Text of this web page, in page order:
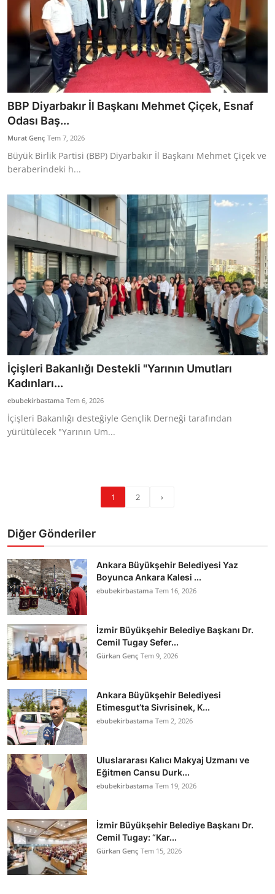
BBP Diyarbakır İl Başkanı Mehmet Çiçek, Esnaf
Odası Baş...
Murat Genç Tem 7, 2026
Büyük Birlik Partisi (BBP) Diyarbakır İl Başkanı Mehmet Çiçek ve
beraberindeki h...
İçişleri Bakanlığı Destekli "Yarının Umutları
Kadınları...
ebubekirbastama Tem 6, 2026
İçişleri Bakanlığı desteğiyle Gençlik Derneği tarafından
yürütülecek "Yarının Um...
1 2 ›
Diğer Gönderiler
Ankara Büyükşehir Belediyesi Yaz
Boyunca Ankara Kalesi ...
ebubekirbastama Tem 16, 2026
İzmir Büyükşehir Belediye Başkanı Dr.
Cemil Tugay Sefer...
Gürkan Genç Tem 9, 2026
Ankara Büyükşehir Belediyesi
Etimesgut’ta Sivrisinek, K...
ebubekirbastama Tem 2, 2026
Uluslararası Kalıcı Makyaj Uzmanı ve
Eğitmen Cansu Durk...
ebubekirbastama Tem 19, 2026
İzmir Büyükşehir Belediye Başkanı Dr.
Cemil Tugay: “Kar...
Gürkan Genç Tem 15, 2026